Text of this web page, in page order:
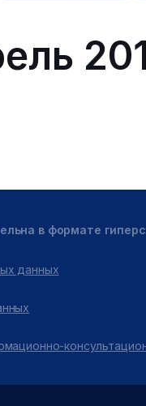
в формате
данных